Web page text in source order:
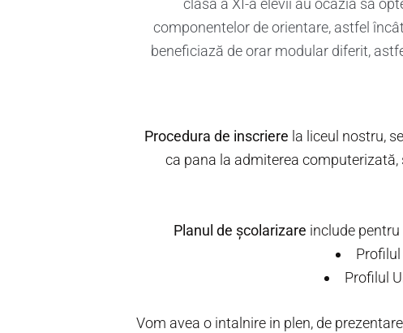
clasa a XI-a elevii au ocazia să
componentelor de orientare, astfel
beneficiază de orar modular diferit,
Procedura de inscriere la liceul nostru,
ca pana la admiterea
Planul de școlarizare include
Profilul
Vom avea o intalnire in plen, de